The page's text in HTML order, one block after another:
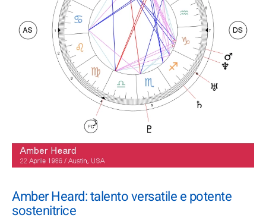
Amber Heard: talento versatile e potente
sostenitrice